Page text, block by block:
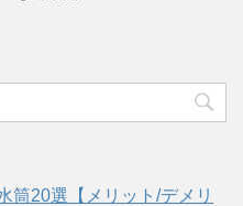
筒20選【メリット/デメリ